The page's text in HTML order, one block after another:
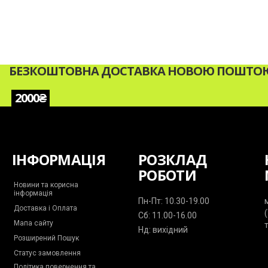
БЕЗКОШТОВНА ДОСТАВКА НОВОЮ
2000₴
ІНФОРМАЦІЯ
Новини та корисна
інформація
Доставка і Оплата
Мапа сайту
Розширений Пошук
Статус замовлення
РОЗКЛАД
РОБОТИ
Пн-Пт: 10.30-19.00
Сб: 11.00-16.00
Нд: вихідний